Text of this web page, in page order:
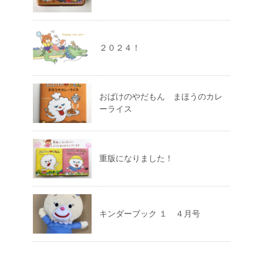
２０２４！
おばけのやだもん まほうのカレ
ーライス
重版になりました！
キンダーブック １ ４月号